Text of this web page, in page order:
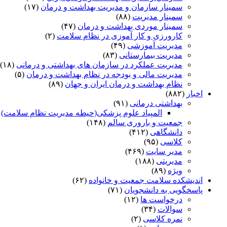
سمینار سازمان و مدیریت بهداشت و درمان (۱۷)
سمینار مدیریت (۸۸)
سمینار موردی بهداشت و درمان (۴۷)
کارورزی و کار آموزی در نظام سلامت (۲)
مدیریت آموزشی (۴۹)
مدیریت بیمارستانی (۸۳)
مدیریت عملکرد در سازمان های بهداشتی و درمانی (۱۸)
مدیریت مالی و بودجه در نظام بهداشت و درمان (۵)
نظام بهداشت و درمان ایران و جهان (۸۹)
اخبار (۸۸۲)
بهداشتی درمانی (۹۱)
المپیاد علوم پزشکی(حیطه مدیریت نظام سلامت)
جمعیت و باروری سالم (۱۴۸)
دانشگاهی (۴۱۲)
کلاسی (۹۵)
مدیر سایت (۴۶۹)
مدیریتی (۱۸۸)
ویژه (۸۹)
اندیشکده سلامت جمعیت و خانواده (۶۲)
پاسخگویی به دانشجویان (۷۱)
درخواست ها (۱۲)
سوالات (۳۴)
نمره کلاسی (۲)